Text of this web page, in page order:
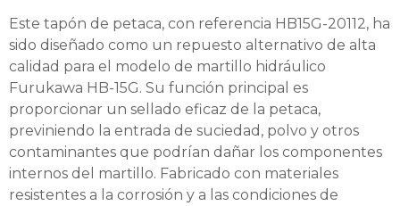
Este tapón de petaca, con referencia HB15G-20112, ha
sido diseñado como un repuesto alternativo de alta
calidad para el modelo de martillo hidráulico
Furukawa HB-15G. Su función principal es
proporcionar un sellado eficaz de la petaca,
previniendo la entrada de suciedad, polvo y otros
contaminantes que podrían dañar los componentes
internos del martillo. Fabricado con materiales
resistentes a la corrosión y a las condiciones de